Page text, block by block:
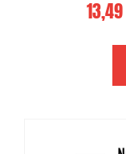
13,49